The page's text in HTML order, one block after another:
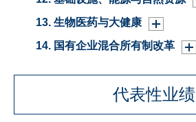
13. 生物医药与大健康
14. 国有企业混合所有制改革
代表性业绩